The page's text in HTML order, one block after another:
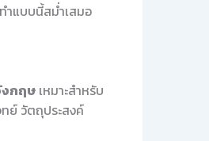
ำแบบนี้สม่ำเสมอ
งกฤษ เหมาะสำหรับ
ทย์ วัตถุประสงค์